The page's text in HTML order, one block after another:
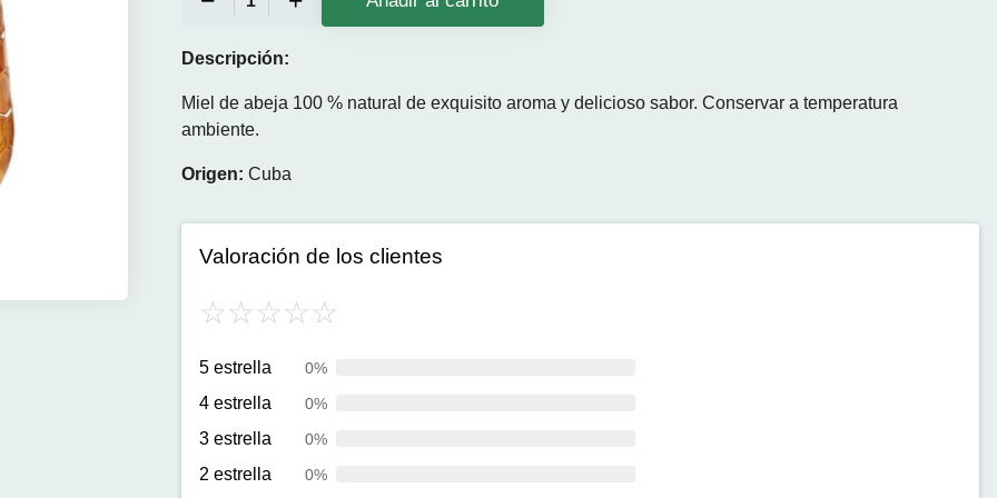
Descripción:
Miel de abeja 100 % natural de exquisito aroma y delicioso sabor. Conservar a temperatura
ambiente.
Origen: Cuba
Valoración de los clientes
5 estrella 0%
4 estrella 0%
3 estrella 0%
2 estrella 0%